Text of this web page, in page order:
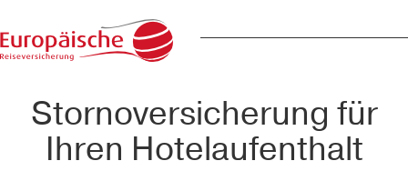
Stornoversicherung für
Ihren Hotelaufenthalt